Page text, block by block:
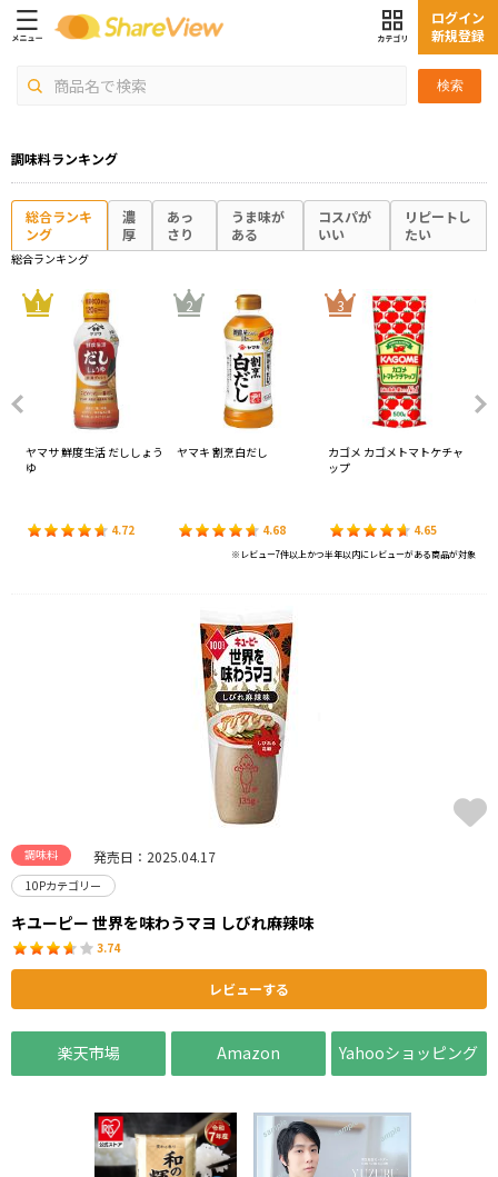
検索
ログイン
新規登録
調味料ランキング
総合ランキ
ング
濃
厚
あっ
さり
うま味が
ある
コスパが
いい
リピートし
たい
総合ランキング
1
ヤマサ 鮮度生活 だししょう
ゆ
4.72
2
ヤマキ 割烹白だし
4.68
3
カゴメ カゴメトマトケチャ
ップ
4.65
※レビュー7件以上かつ半年以内にレビューがある商品が対象
調味料 発売日：2025.04.17
10Pカテゴリー
キユーピー 世界を味わうマヨ しびれ麻辣味
3.74
レビューする
楽天市場 Amazon Yahooショッピング